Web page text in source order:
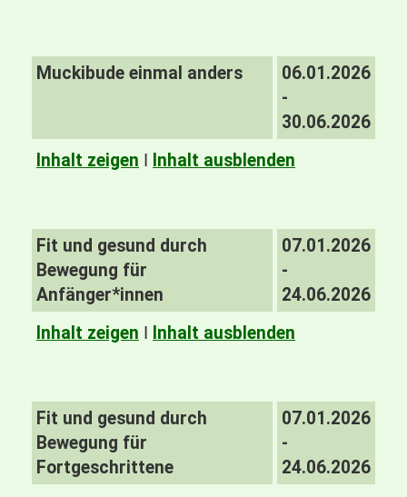
Muckibude einmal anders
06.01.2026
-
30.06.2026
Inhalt zeigen I Inhalt ausblenden
Fit und gesund durch
Bewegung für
Anfänger*innen
07.01.2026
-
24.06.2026
Inhalt zeigen I Inhalt ausblenden
Fit und gesund durch
Bewegung für
Fortgeschrittene
07.01.2026
-
24.06.2026